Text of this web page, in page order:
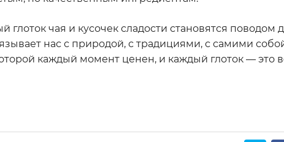
чая и кусочек сладости становятся поводом
нас с природой, с традициями, с самими
каждый момент ценен, и каждый глоток — это